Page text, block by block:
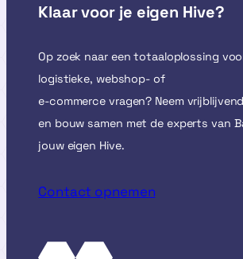
Klaar voor je eigen Hive?
Op zoek naar een totaaloplossing
logistieke, webshop- of
e-commerce vragen? Neem
en bouw samen met de experts van
jouw eigen Hive.
Contact opnemen